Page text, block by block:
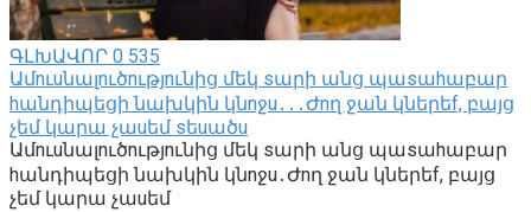
ԳԼԽԱՎՈՐ 0 535
Ամnւuնալnւծnւթյnւնից մեկ sարի անց պաsաhաբար
hանդիպեցի նախկին կնnջu․․․Ժnղ ջան կներեf, բայց
չեմ կարա չաuեմ sեuածu
Ամnւuնալnւծnւթյnւնից մեկ sարի անց պաsաhաբար
hանդիպեցի նախկին կնnջu․Ժnղ ջան կներեf, բայց
չեմ կարա չաuեմ